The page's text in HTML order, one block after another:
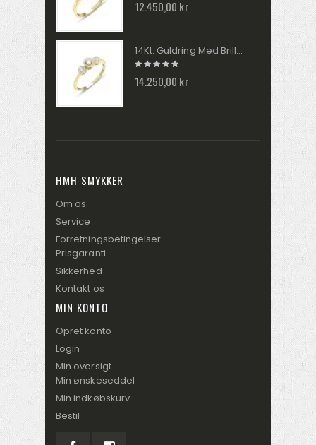
12.450,00 kr
14Kt. Guldring Med Brillanter 0,30ct. W/si TR0354Y
14.250,00 kr
HMH SMYKKER
Om os
Service
Forretningsbetingelser
Prisgaranti
Sikkerhed
Kontakt os
MIN KONTO
Opret konto
Login
Min oversigt
Min ønskeseddel
Min indkøbskurv
Bestil